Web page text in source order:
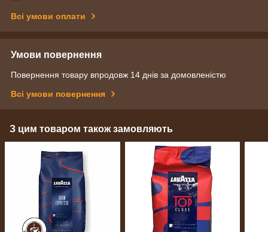
Всі умови оплати
Умови повернення
Повернення товару впродовж 14 днів за домовленістю
Всі умови повернення
З цим товаром також замовляють